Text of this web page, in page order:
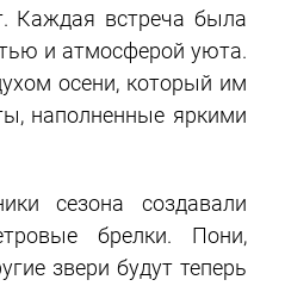
Каждая встреча была
и атмосферой уюта.
осени, который им
наполненные яркими
сезона создавали
брелки. Пони,
звери будут теперь